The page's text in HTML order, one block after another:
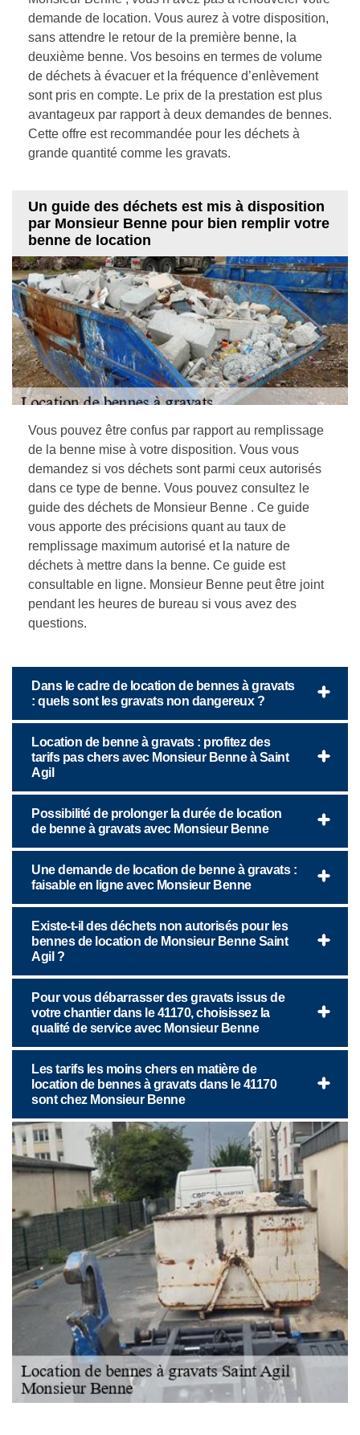
demande de location. Vous aurez à votre disposition,
sans attendre le retour de la première benne, la
deuxième benne. Vos besoins en termes de volume
de déchets à évacuer et la fréquence d’enlèvement
sont pris en compte. Le prix de la prestation est plus
avantageux par rapport à deux demandes de bennes.
Cette offre est recommandée pour les déchets à
grande quantité comme les gravats.
Un guide des déchets est mis à disposition
par Monsieur Benne pour bien remplir votre
benne de location
Vous pouvez être confus par rapport au remplissage
de la benne mise à votre disposition. Vous vous
demandez si vos déchets sont parmi ceux autorisés
dans ce type de benne. Vous pouvez consultez le
guide des déchets de Monsieur Benne . Ce guide
vous apporte des précisions quant au taux de
remplissage maximum autorisé et la nature de
déchets à mettre dans la benne. Ce guide est
consultable en ligne. Monsieur Benne peut être joint
pendant les heures de bureau si vous avez des
questions.
Dans le cadre de location de bennes à gravats
: quels sont les gravats non dangereux ?
Location de benne à gravats : profitez des
tarifs pas chers avec Monsieur Benne à Saint
Agil
Possibilité de prolonger la durée de location
de benne à gravats avec Monsieur Benne
Une demande de location de benne à gravats :
faisable en ligne avec Monsieur Benne
Existe-t-il des déchets non autorisés pour les
bennes de location de Monsieur Benne Saint
Agil ?
Pour vous débarrasser des gravats issus de
votre chantier dans le 41170, choisissez la
qualité de service avec Monsieur Benne
Les tarifs les moins chers en matière de
location de bennes à gravats dans le 41170
sont chez Monsieur Benne